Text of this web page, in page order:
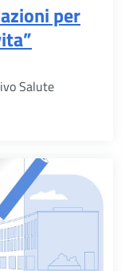
per
Salute